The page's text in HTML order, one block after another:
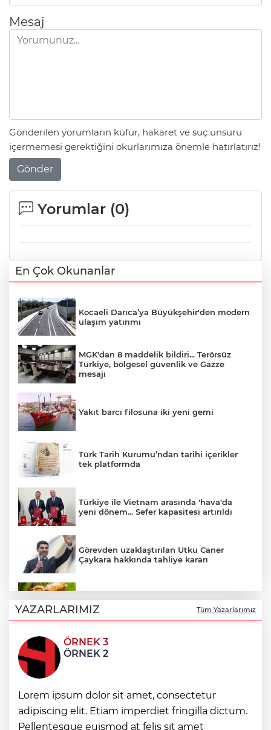
Mesaj
Gönderilen yorumların küfür, hakaret ve suç unsuru
içermemesi gerektiğini okurlarımıza önemle hatırlatırız!
Gönder
Yorumlar (0)
En Çok Okunanlar
Kocaeli Darıca’ya Büyükşehir'den modern
ulaşım yatırımı
MGK'dan 8 maddelik bildiri... Terörsüz
Türkiye, bölgesel güvenlik ve Gazze
mesajı
Yakıt barcı filosuna iki yeni gemi
Türk Tarih Kurumu’ndan tarihi içerikler
tek platformda
Türkiye ile Vietnam arasında 'hava'da
yeni dönem... Sefer kapasitesi artırıldı
Görevden uzaklaştırılan Utku Caner
Çaykara hakkında tahliye kararı
Ağustos'ta başlıyor
6 yıl önceki kaçak avın failleri tespit
edildi! 5 yaban keçisi için ceza uygulandı
Carettalar yeni sezona hırslı başladı
YAZARLARIMIZ Tüm Yazarlarımız
ÖRNEK 3
ÖRNEK 2
Lorem ipsum dolor sit amet, consectetur
adipiscing elit. Etiam imperdiet fringilla dictum.
Pellentesque euismod at felis sit amet